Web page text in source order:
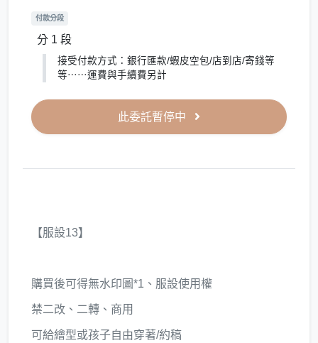
付款分段
分 1 段
接受付款方式：銀行匯款/蝦皮空包/店到店/寄錢等
等⋯⋯運費與手續費另計
此委託暫停中
【服設13】
購買後可得無水印圖*1、服設使用權
禁二改、二轉、商用
可給繪型或孩子自由穿著/約稿